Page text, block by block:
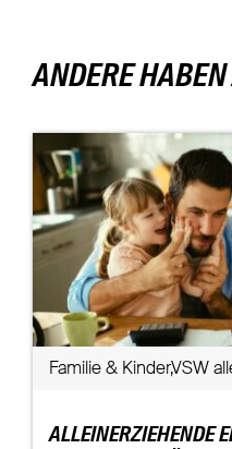
ANDERE
Familie & Kinder,VSW
ALLEINERZIEHENDE